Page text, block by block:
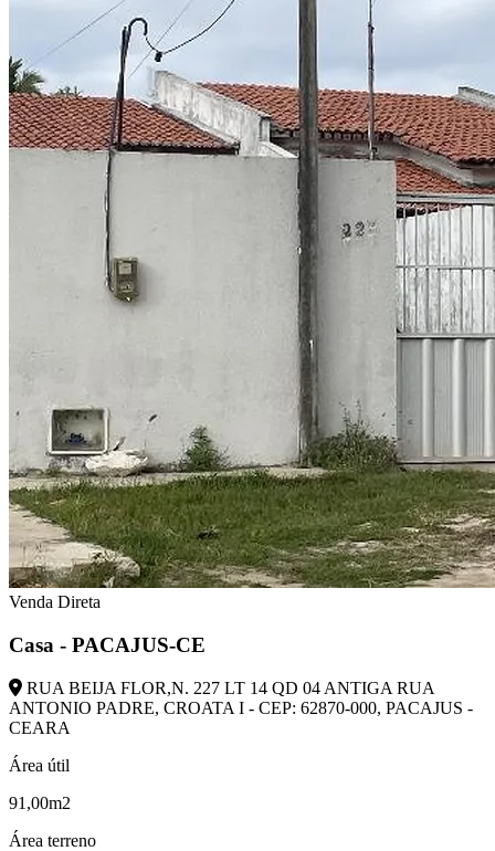
Venda Direta
Casa - PACAJUS-CE
RUA BEIJA FLOR,N. 227 LT 14 QD 04 ANTIGA RUA
ANTONIO PADRE, CROATA I - CEP: 62870-000, PACAJUS -
CEARA
Área útil
91,00m2
Área terreno